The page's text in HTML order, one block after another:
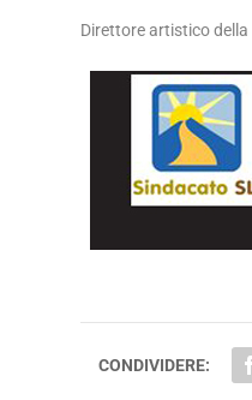
Direttore artistico
CONDIVIDERE: